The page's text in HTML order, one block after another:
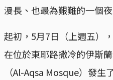
漫長、也最為艱難的一個夜
起初，5月7日（上週五）
在位於東耶路撒冷的伊斯
（Al-Aqsa Mosque）發